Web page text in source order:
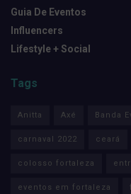
Guia De Eventos
Influencers
Lifestyle + Social
Tags
Anitta Axé Banda
carnaval 2022 ceará
colosso fortaleza
eventos em fortaleza